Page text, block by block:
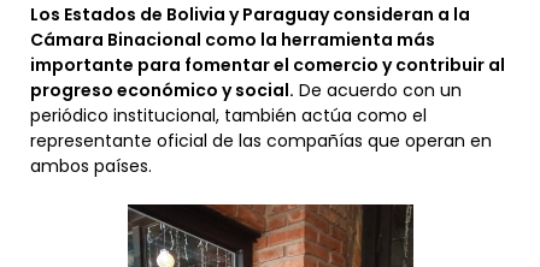
Los Estados de Bolivia y Paraguay consideran a la
Cámara Binacional como la herramienta más
importante para fomentar el comercio y contribuir al
progreso económico y social. De acuerdo con un
periódico institucional, también actúa como el
representante oficial de las compañías que operan en
ambos países.